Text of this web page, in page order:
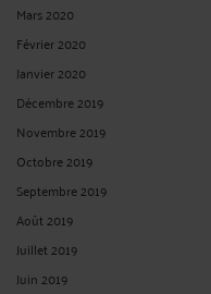
Mars 2020
Février 2020
Janvier 2020
Décembre 2019
Novembre 2019
Octobre 2019
Septembre 2019
Août 2019
Juillet 2019
Juin 2019